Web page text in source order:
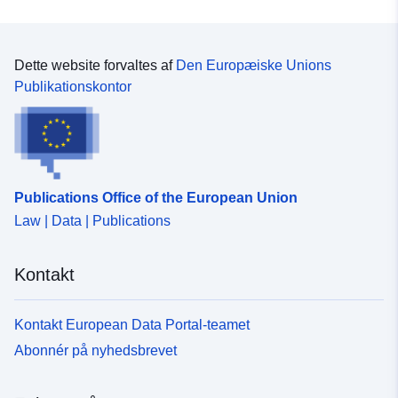
anvendelse på naturlige plantebeskyttelsesmidler. For
naturlige PPR'er definerer miljøloven to kategorier af
ikke er direkte udsat for risici, men hvor der kan træffes
foranstaltninger for at undgå at forværre
risikoen.Afhængigt af risikoniveauet er hvert område
omfattet af en retskraftig løsning. I forordningerne
skelnes der generelt mellem tre typer områder:1-
"Bygning af forbudte områder", såkaldte "røde områder",
zoner", hvor fareniveauet er middelhøjt, og projekter er
underlagt krav, der er tilpasset den pågældende
udstedelsestype; 3- områder, der ikke er direkte udsat
for risici, men hvor byggeri, anlægsarbejder, bygge- og
anlægsarbejde eller landbrugsbedrifter, landbrug,
risici eller forårsage nye, med forbehold af forbud eller
Dette website forvaltes af Den Europæiske Unions
Publikationskontor
Publications Office of the European Union
Law | Data | Publications
Kontakt
Kontakt European Data Portal-teamet
Abonnér på nyhedsbrevet